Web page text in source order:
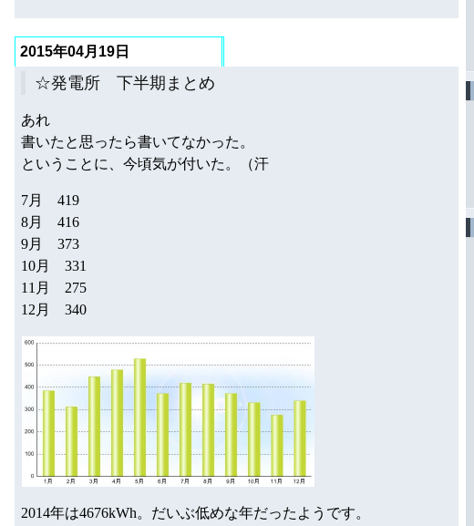
2015年04月19日
☆発電所 下半期まとめ
あれ
書いたと思ったら書いてなかった。
ということに、今頃気が付いた。（汗
7月 419
8月 416
9月 373
10月 331
11月 275
12月 340
2014年は4676kWh。だいぶ低めな年だったようです。